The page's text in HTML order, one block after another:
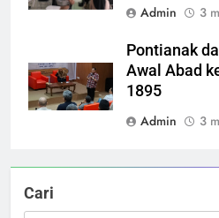
Admin
3
Pontianak
Awal Abad
1895
Admin
3
Cari